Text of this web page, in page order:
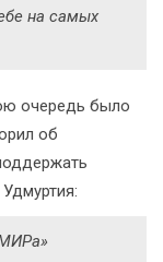
на самых
очередь было
об